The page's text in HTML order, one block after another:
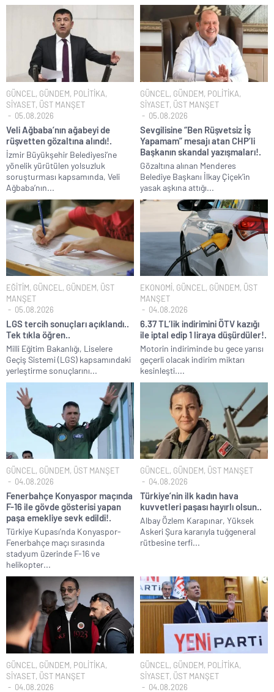
GÜNCEL , GÜNDEM, POLİTİKA,
SİYASET, ÜST MANŞET
05.08.2026
Veli Ağbaba’nın ağabeyi de
rüşvetten gözaltına alındı!.
İzmir Büyükşehir Belediyesi’ne
yönelik yürütülen yolsuzluk
soruşturması kapsamında, Veli
Ağbaba’nın...
GÜNCEL , GÜNDEM, POLİTİKA,
SİYASET, ÜST MANŞET
05.08.2026
Sevgilisine “Ben Rüşvetsiz İş
Yapamam” mesajı atan CHP’li
Başkanın skandal yazışmaları!.
Gözaltına alınan Menderes
Belediye Başkanı İlkay Çiçek’in
yasak aşkına attığı...
EĞİTİM, GÜNCEL , GÜNDEM, ÜST
MANŞET
05.08.2026
LGS tercih sonuçları açıklandı..
Tek tıkla öğren..
Milli Eğitim Bakanlığı, Liselere
Geçiş Sistemi (LGS) kapsamındaki
yerleştirme sonuçlarını...
EKONOMİ, GÜNCEL , GÜNDEM, ÜST
MANŞET
04.08.2026
6.37 TL’lik indirimini ÖTV kazığı
ile iptal edip 1 liraya düşürdüler!.
Motorin indiriminde bu gece yarısı
geçerli olacak indirim miktarı
kesinleşti....
GÜNCEL, GÜNDEM, ÜST MANŞET
04.08.2026
Fenerbahçe Konyaspor maçında
F-16 ile gövde gösterisi yapan
paşa emekliye sevk edildi!.
Türkiye Kupası’nda Konyaspor-
Fenerbahçe maçı sırasında
stadyum üzerinde F-16 ve
helikopter...
GÜNCEL, GÜNDEM, ÜST MANŞET
04.08.2026
Türkiye’nin ilk kadın hava
kuvvetleri paşası hayırlı olsun..
Albay Özlem Karapınar, Yüksek
Askeri Şura kararıyla tuğgeneral
rütbesine terfi...
GÜNCEL , GÜNDEM, POLİTİKA,
SİYASET, ÜST MANŞET
04.08.2026
GÜNCEL , GÜNDEM, POLİTİKA,
SİYASET, ÜST MANŞET
04.08.2026